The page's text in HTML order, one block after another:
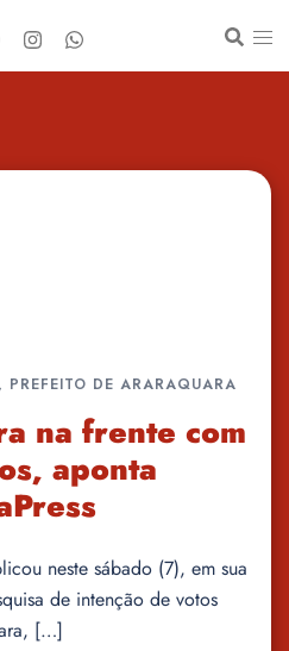
, PREFEITO DE ARARAQUARA
na frente com
aponta
neste sábado (7), em sua
de intenção de votos
[…]